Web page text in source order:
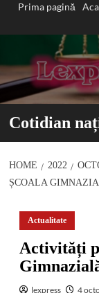
Prima pagină
Cotidian
HOME 2022
ȘCOALA
Actualitate
Activități
lexpress 4